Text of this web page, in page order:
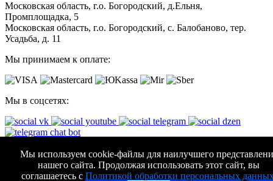
Московская область, г.о. Богородский, д.Ельня,
Промплощадка, 5
Московская область, г.о. Богородский, с. Балобаново, тер.
Усадьба, д. 11
Мы принимаем к оплате:
Мы в соцсетях:
АО "КОМПАНИЯ АВТОМАТИЧЕСКИЕ ВОРОТА"
Все права защищены. (с)2026
Мы используем cookie-файлы для наилучшего
нашего сайта. Продолжая использовать этот сайт, вы
соглашаетесь с Политикой обработки персональных